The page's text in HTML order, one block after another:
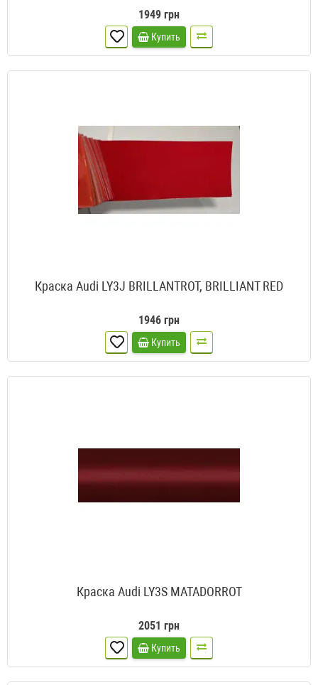
1949 грн
Купить
Краска Audi LY3J BRILLANTROT, BRILLIANT RED
1946 грн
Купить
Краска Audi LY3S MATADORROT
2051 грн
Купить